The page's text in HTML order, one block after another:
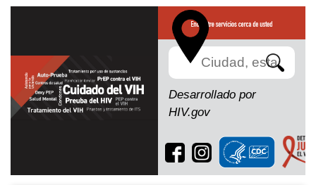
Search
Desarrollado por
HIV.gov